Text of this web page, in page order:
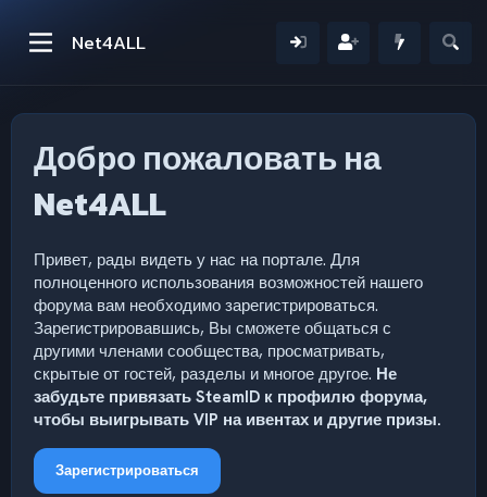
Net4ALL
Добро пожаловать на
Net4ALL
Привет, рады видеть у нас на портале. Для
полноценного использования возможностей нашего
форума вам необходимо зарегистрироваться.
Зарегистрировавшись, Вы сможете общаться с
другими членами сообщества, просматривать,
скрытые от гостей, разделы и многое другое. Не
забудьте привязать SteamID к профилю форума,
чтобы выигрывать VIP на ивентах и другие призы.
Зарегистрироваться